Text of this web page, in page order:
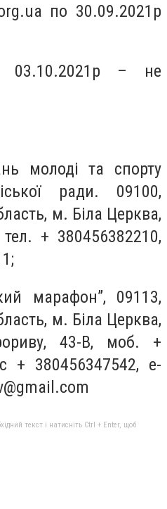
по 30.09.2021р
03.10.2021р – не
молоді та спорту
ради. 09100,
м. Біла Церква,
+ 380456382210,
марафон”, 09113,
м. Біла Церква,
43-В, моб. +
+ 380456347542, е-
текст і натисніть Ctrl + Enter, щоб